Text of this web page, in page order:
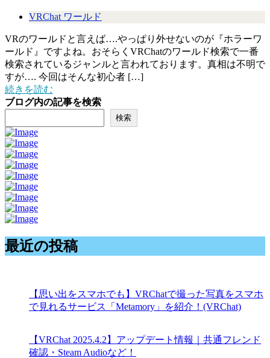
VRChat ワールド
VRのワールドと言えば….やっぱり外せないのが『ホラーワ
ールド』ですよね。おそらくVRChatのワールド検索で一番
検索されているジャンルと言われております。真相は不明で
すが…. 今回はそんな初心者 […]
続きを読む
ブログ内の記事を検索
検索
最近の投稿
【思い出をスマホでも】VRChatで撮った写真をスマホ
で見れるサービス「Metamory」を紹介！(VRChat)
【VRChat 2025.4.2】アップデート情報｜共通フレンド
確認・Steam Audioなど！